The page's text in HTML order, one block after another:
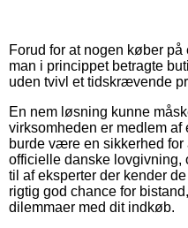
Forud for at nogen køber
man i princippet betragte
uden tvivl et tidskrævende
En nem løsning kunne
virksomheden er medlem
burde være en sikkerhed
officielle danske lovgivning,
til af eksperter der kender
rigtig god chance for
dilemmaer med dit indkøb.